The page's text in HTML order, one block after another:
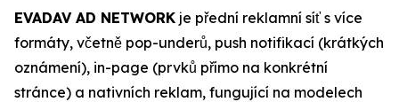
EVADAV AD NETWORK je přední reklamní síť s více
formáty, včetně pop-underů, push notifikací (krátkých
oznámení), in-page (prvků přímo na konkrétní
stránce) a nativních reklam, fungující na modelech